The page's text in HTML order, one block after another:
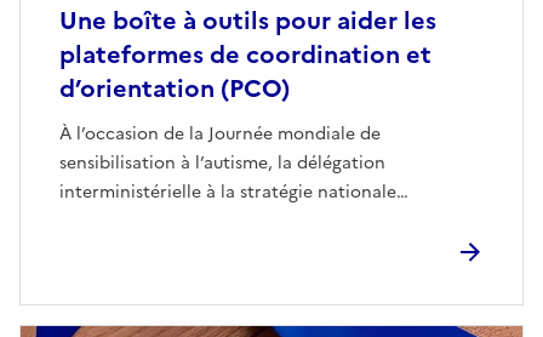
Une boîte à outils pour aider les
plateformes de coordination et
d’orientation (PCO)
À l’occasion de la Journée mondiale de
sensibilisation à l’autisme, la délégation
interministérielle à la stratégie nationale…